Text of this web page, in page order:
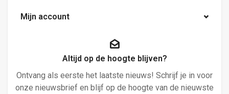
Mijn account
Altijd op de hoogte blijven?
Ontvang als eerste het laatste nieuws! Schrijf je in voor
onze nieuwsbrief en blijf op de hoogte van de nieuwste